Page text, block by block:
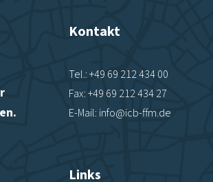
Kontakt
Tel.: +49 69 212 434 00
Fax: +49 69 212 434 27
E-Mail: info@icb-ffm.de
Links